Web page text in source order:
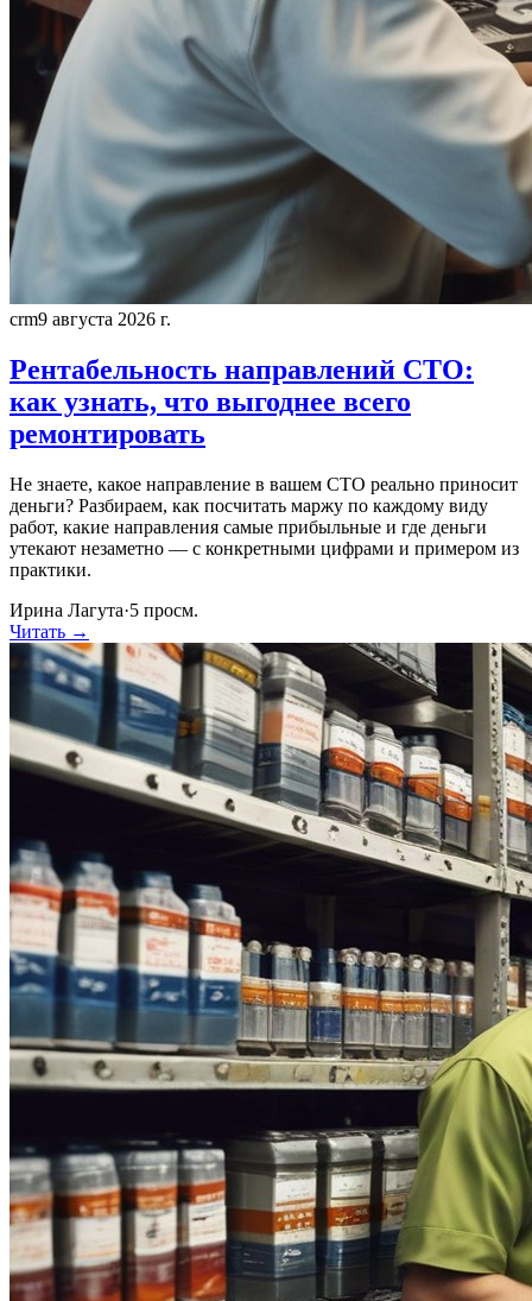
crm9 августа 2026 г.
Рентабельность направлений СТО:
как узнать, что выгоднее всего
ремонтировать
Не знаете, какое направление в вашем СТО реально приносит
деньги? Разбираем, как посчитать маржу по каждому виду
работ, какие направления самые прибыльные и где деньги
утекают незаметно — с конкретными цифрами и примером из
практики.
Ирина Лагута·5 просм.
Читать →